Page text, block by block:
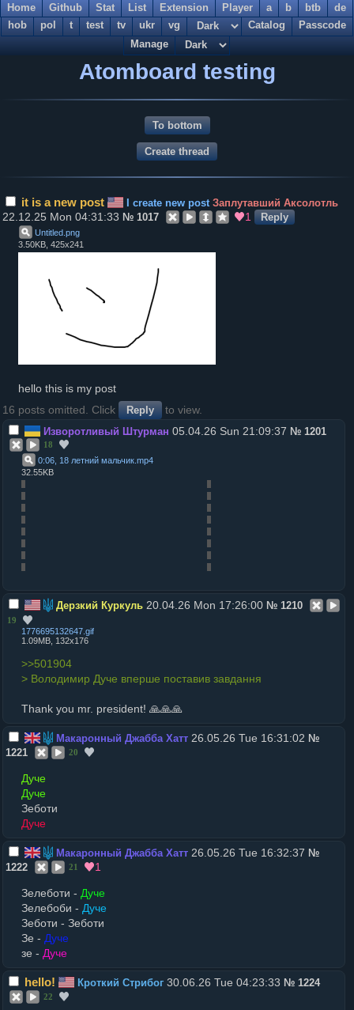
Home Github Stat List Extension Player a b btb
de
hob
pol t test tv ukr vg Catalog
Passcode
Manage
Atomboard testing
To bottom
it is a new post I create new post Заплутавший Аксолотль
22.12.25 Mon 04:31:33 № 1017 1 Reply
Untitled png
3.50KB, 425x241
hello this is my post
16 posts omitted. Click
Reply to view.
Изворотливый Штурман 05.04.26 Sun 21:09:37 № 1201
18
0:06, 18 летний мальчик mp4
32.55KB
Дерзкий Куркуль 20.04.26 Mon 17:26:00 № 1210
19
1776695132647 gif
1.09MB, 132x176
>>501904
> Володимир Дуче вперше поставив завдання
Thank you mr. president! 🙏🙏🙏
Макаронный Джабба Хатт 26.05.26 Tue 16:31:02 №
1221
20
Дуче
Дуче
Зеботи
Дуче
Макаронный Джабба Хатт 26.05.26 Tue 16:32:37 №
1222
21 1
Зeлеботи - Дуче
Зeлебоби - Дуче
Зeботи - Зеботи
Зe - Дуче
зe - Дуче
hello! Кроткий Стрибог 30.06.26 Tue 04:23:33 № 1224
22